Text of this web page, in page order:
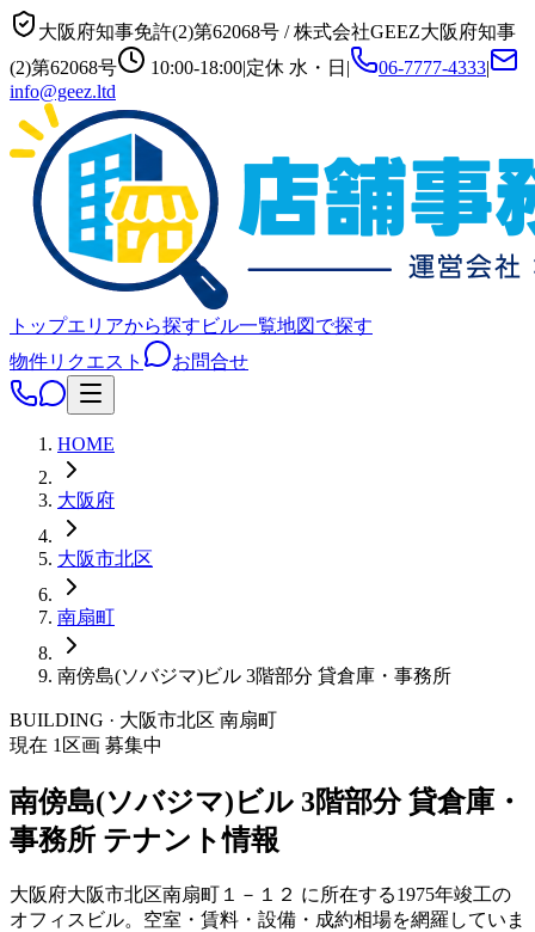
大阪府知事免許(2)第62068号 /株式会社GEEZ大阪府知事
(2)第62068号
10:00-18:00|定休 水・日 | 06-7777-4333|
info@geez.ltd
トップエリアから探す ビル一覧地図で探す
物件リクエスト
お問合せ
HOME
大阪府
大阪市北区
南扇町
南傍島(ソバジマ)ビル 3階部分 貸倉庫・事務所
BUILDING · 大阪市北区 南扇町
現在 1 区画 募集中
南傍島(ソバジマ)ビル 3階部分 貸倉庫・
事務所 テナント情報
大阪府大阪市北区南扇町１－１２ に所在する1975年竣工の
オフィスビル。空室・賃料・設備・成約相場を網羅していま